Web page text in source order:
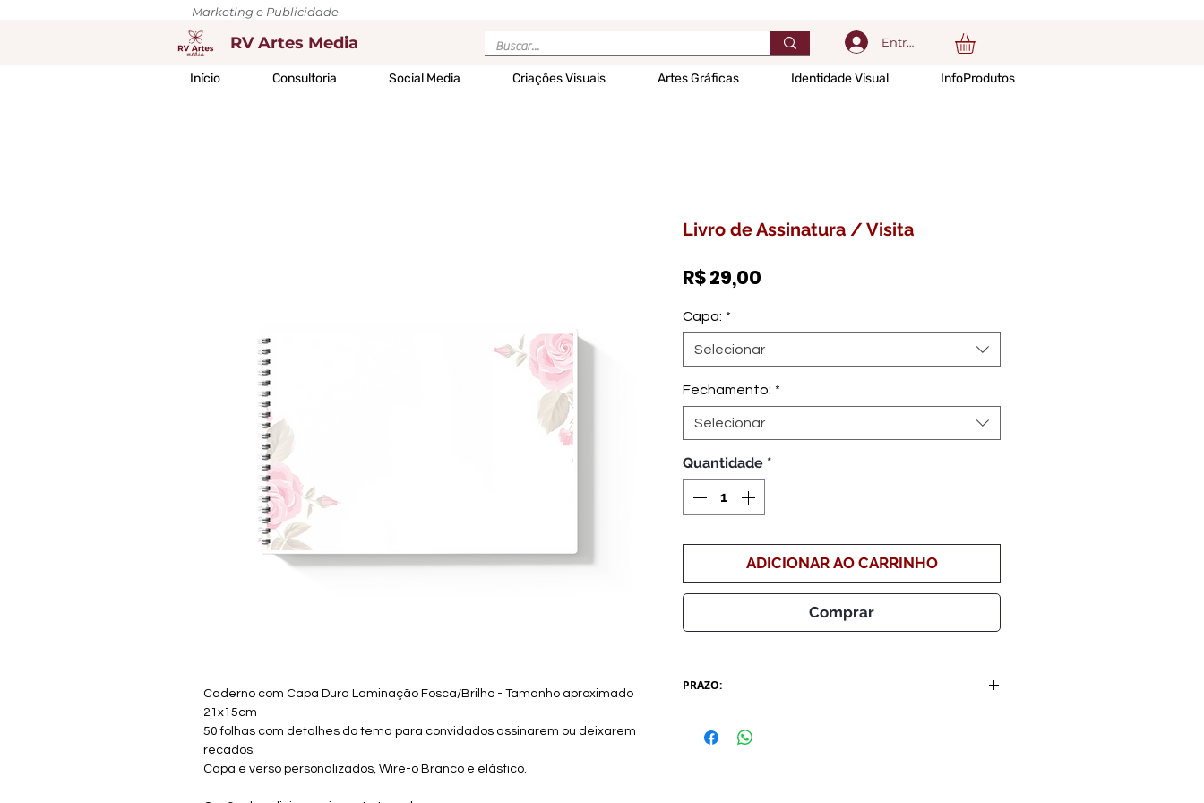
Marketing e Publicidade
RV Artes Media Entrar
Início Consultoria Social Media Criações Visuais Artes Gráficas Identidade Visual InfoProdutos
Caderno com Capa Dura Laminação Fosca/Brilho - Tamanho aproximado
21x15cm
50 folhas com detalhes do tema para convidados assinarem ou deixarem
recados.
Capa e verso personalizados, Wire-o Branco e elástico.
Livro de Assinatura / Visita
R$ 29,00
Capa: *
Selecionar
Fechamento: *
Selecionar
Quantidade *
ADICIONAR AO CARRINHO
Comprar
PRAZO:
-ARTE: 3 dias úteis + 1 dia util para cada alteração